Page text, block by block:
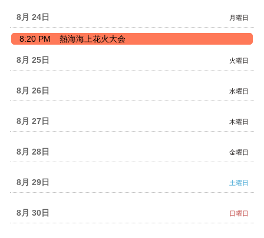
月曜日
8月 24
月
日,
8
24th
2026
8:20 PM 熱海海上花火大会
火曜日
8月 25
水曜日
8月 26
木曜日
8月 27
金曜日
8月 28
土曜日
8月 29
日曜日
8月 30